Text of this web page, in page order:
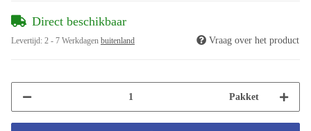
Direct beschikbaar
Levertijd: 2 - 7 Werkdagen buitenland Vraag over het product
Pakket